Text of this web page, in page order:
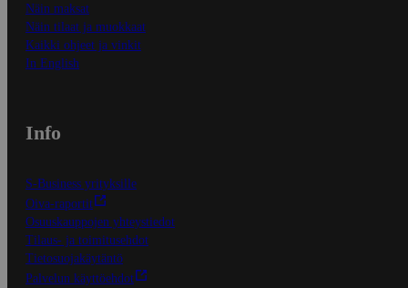
Näin maksat
Näin tilaat ja muokkaat
Kaikki ohjeet ja vinkit
In English
Info
S-Business yrityksille
Oiva-raportit
Osuuskauppojen yhteystiedot
Tilaus- ja toimitusehdot
Tietosuojakäytäntö
Palvelun käyttöehdot